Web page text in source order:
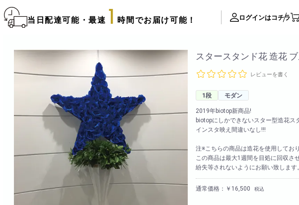
当日配達可能・最速 1 時間でお届け可能！ ログインはコチラ
> フラワースタンド
> バルーンスタンド
> フラワーアレンジメント
> バルーン＆ぬいぐるみアレンジメント
> バルーン＆ぬいぐるみ花束
サプライズ装飾ギャラリー
推し活用推し花・フラスタ
口コミ・評判
後払い決済申請用紙
カタログ請求
配達可能エリア
スタースタンド花 造花
レビューを書く
1段 モダン
2019年biotop新商品!
biotopにしかできないスター型造花ス
インスタ映え間違いなし!!!
注※こちらの商品は造花を使用してお
この商品は最大1週間を目処に回収さ
紛失等されないようにお願い致します
通常価格：￥16,500 税込